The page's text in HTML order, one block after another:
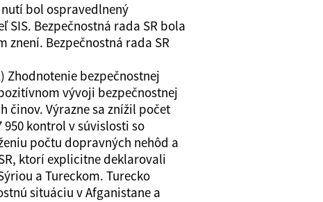
bol ospravedlnený
Bezpečnostná rada SR bola
znení. Bezpečnostná rada SR
Zhodnotenie bezpečnostnej
vývoji bezpečnostnej
činov. Výrazne sa znížil počet
kontrol v súvislosti so
počtu dopravných nehôd a
ktorí explicitne deklarovali
a Tureckom. Turecko
situáciu v Afganistane a